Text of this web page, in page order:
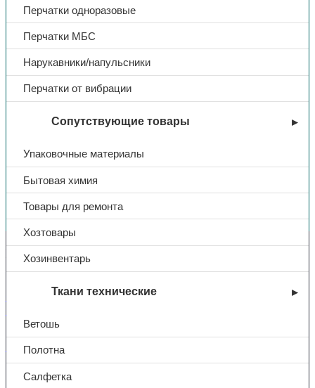
Перчатки одноразовые
Перчатки МБС
Нарукавники/напульсники
Перчатки от вибрации
Сопутствующие товары
Упаковочные материалы
Бытовая химия
Товары для ремонта
Хозтовары
Хозинвентарь
Ткани технические
Ветошь
Полотна
Салфетка
Вы недавно смотрели
Контакты
+7 (831) 214-01-31
101@adk52.ru